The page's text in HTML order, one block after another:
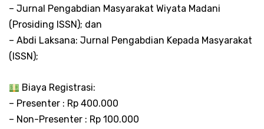
– Jurnal Pengabdian Masyarakat Wiyata Madani
(Prosiding ISSN); dan
– Abdi Laksana: Jurnal Pengabdian Kepada Masyarakat
(ISSN);
Biaya Registrasi:
– Presenter : Rp 400.000
– Non-Presenter : Rp 100.000